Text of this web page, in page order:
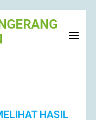
HASIL